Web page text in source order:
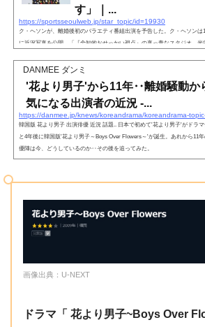
す」｜...
https://sportsseoulweb.jp/star_topic/id=19930
ク・ヘソンが、離婚後初のバラエティ番組出演を予告した。ク・ヘソンは
に近況写真を公開。「『全知的おせっかい視点』の真っ青なスタジオ。光
DANMEE ダンミ
'花より男子'から11年‥離婚騒動か
気になる出演者の近況 -...
https://danmee.jp/knews/koreandrama/koreandrama-
韓国版 花より男子 出演俳優 近況 話題.. 日本で初めて'花より男子'がドラ
と4年後に韓国版'花より男子～Boys Over Flowers～'が誕生。あれから11
優陣は今、どうしているのか‥その後を追ってみた。
画像出典：U-NEXT
ドラマ「 花より男子~Boys Over